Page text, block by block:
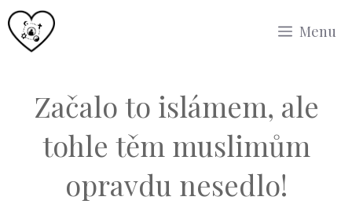
Přeskočit
na
Menu
Začalo to islámem, ale
tohle těm muslimům
opravdu nesedlo!